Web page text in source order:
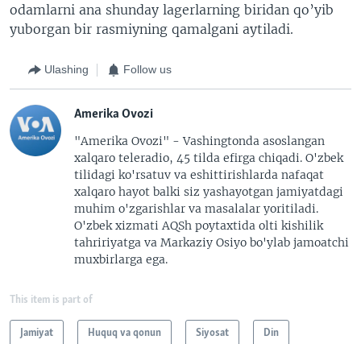
odamlarni ana shunday lagerlarning biridan qo’yib
yuborgan bir rasmiyning qamalgani aytiladi.
Ulashing Follow us
Amerika Ovozi
"Amerika Ovozi" - Vashingtonda asoslangan
xalqaro teleradio, 45 tilda efirga chiqadi. O'zbek
tilidagi ko'rsatuv va eshittirishlarda nafaqat
xalqaro hayot balki siz yashayotgan jamiyatdagi
muhim o'zgarishlar va masalalar yoritiladi.
O'zbek xizmati AQSh poytaxtida olti kishilik
tahririyatga va Markaziy Osiyo bo'ylab jamoatchi
muxbirlarga ega.
This item is part of
Jamiyat Huquq va qonun Siyosat Din